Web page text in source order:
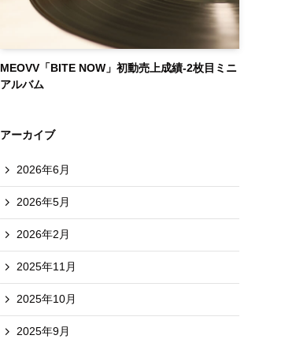
MEOVV「BITE NOW」初動売上成績-2枚目ミニ
アルバム
アーカイブ
2026年6月
2026年5月
2026年2月
2025年11月
2025年10月
2025年9月